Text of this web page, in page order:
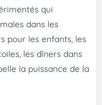
qui
dans les
pour les enfants, les
les dîners dans
la puissance de la